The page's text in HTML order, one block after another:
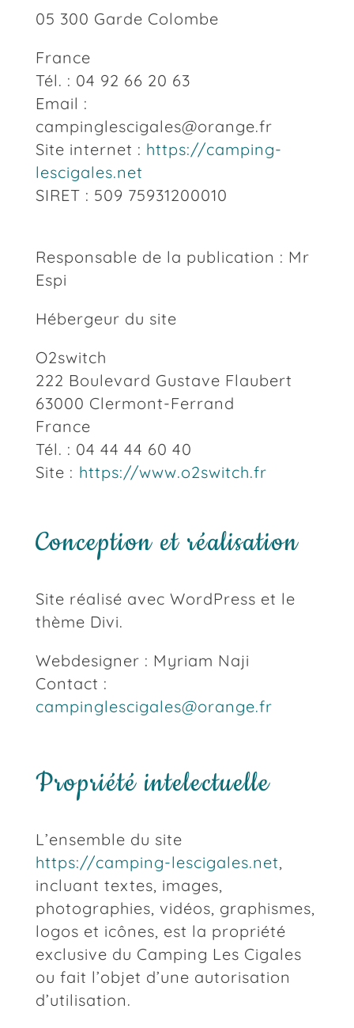
05 300 Garde Colombe
France
Tél. : 04 92 66 20 63
Email :
campinglescigales@orange.fr
Site internet : https://camping-
lescigales.net
SIRET : 509 75931200010
Responsable de la publication : Mr
Espi
Hébergeur du site
O2switch
222 Boulevard Gustave Flaubert
63000 Clermont-Ferrand
France
Tél. : 04 44 44 60 40
Site : https://www.o2switch.fr
Conception et réalisation
Site réalisé avec WordPress et le
thème Divi.
Webdesigner : Myriam Naji
Contact :
campinglescigales@orange.fr
Propriété intelectuelle
L’ensemble du site
https://camping-lescigales.net,
incluant textes, images,
photographies, vidéos, graphismes,
logos et icônes, est la propriété
exclusive du Camping Les Cigales
ou fait l’objet d’une autorisation
d’utilisation.